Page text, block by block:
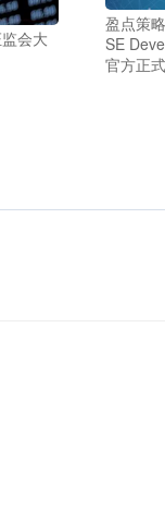
会大
盈点策
SE
官方正